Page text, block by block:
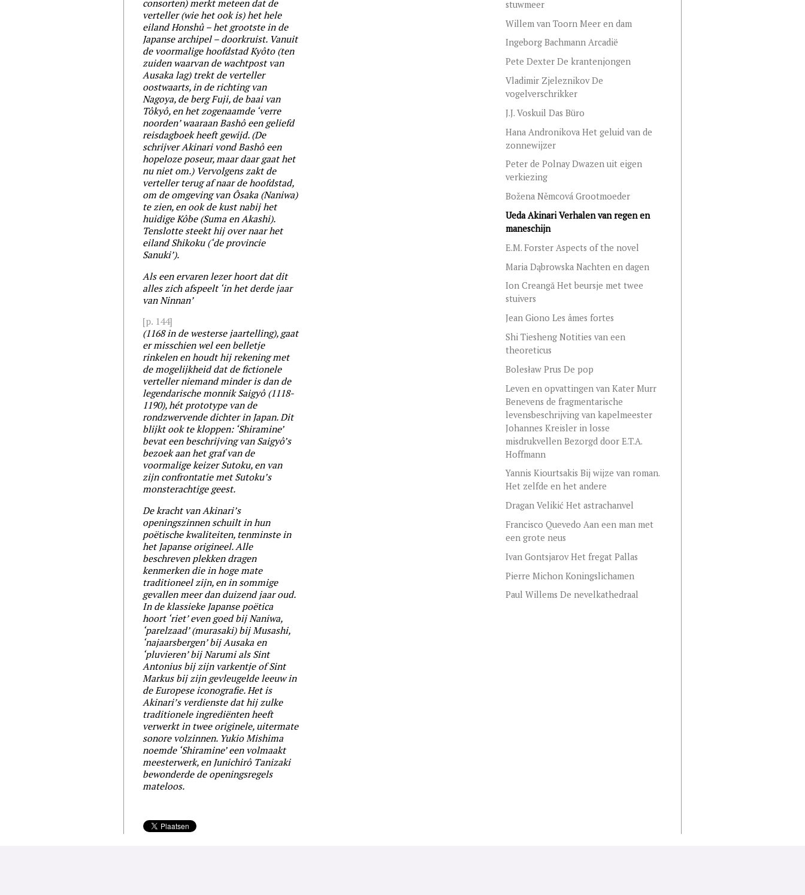
consorten) merkt meteen dat de
verteller (wie het ook is) het hele
eiland Honshû – het grootste in de
Japanse archipel – doorkruist. Vanuit
de voormalige hoofdstad Kyôto (ten
zuiden waarvan de wachtpost van
Ausaka lag) trekt de verteller
oostwaarts, in de richting van
Nagoya, de berg Fuji, de baai van
Tôkyô, en het zogenaamde ‘verre
noorden’ waaraan Bashô een geliefd
reisdagboek heeft gewijd. (De
schrijver Akinari vond Bashô een
hopeloze poseur, maar daar gaat het
nu niet om.) Vervolgens zakt de
verteller terug af naar de hoofdstad,
om de omgeving van Ôsaka (Naniwa)
te zien, en ook de kust nabij het
huidige Kôbe (Suma en Akashi).
Tenslotte steekt hij over naar het
eiland Shikoku (‘de provincie
Sanuki’).
Als een ervaren lezer hoort dat dit
alles zich afspeelt ‘in het derde jaar
van Ninnan’
[p. 144]
(1168 in de westerse jaartelling), gaat
er misschien wel een belletje
rinkelen en houdt hij rekening met
de mogelijkheid dat de fictionele
verteller niemand minder is dan de
legendarische monnik Saigyô (1118-
1190), hét prototype van de
rondzwervende dichter in Japan. Dit
blijkt ook te kloppen: ‘Shiramine’
bevat een beschrijving van Saigyô’s
bezoek aan het graf van de
voormalige keizer Sutoku, en van
zijn confrontatie met Sutoku’s
monsterachtige geest.
De kracht van Akinari’s
openingszinnen schuilt in hun
poëtische kwaliteiten, tenminste in
het Japanse origineel. Alle
beschreven plekken dragen
kenmerken die in hoge mate
traditioneel zijn, en in sommige
gevallen meer dan duizend jaar oud.
In de klassieke Japanse poëtica
hoort ‘riet’ even goed bij Naniwa,
‘parelzaad’ (murasaki) bij Musashi,
‘najaarsbergen’ bij Ausaka en
‘pluvieren’ bij Narumi als Sint
Antonius bij zijn varkentje of Sint
Markus bij zijn gevleugelde leeuw in
de Europese iconografie. Het is
Akinari’s verdienste dat hij zulke
traditionele ingrediënten heeft
verwerkt in twee originele, uitermate
sonore volzinnen. Yukio Mishima
noemde ‘Shiramine’ een volmaakt
meesterwerk, en Junichirô Tanizaki
bewonderde de openingsregels
mateloos.
stuwmeer
Willem van Toorn Meer en dam
Ingeborg Bachmann Arcadië
Pete Dexter De krantenjongen
Vladimir Zjeleznikov De
vogelverschrikker
J.J. Voskuil Das Büro
Hana Andronikova Het geluid van de
zonnewijzer
Peter de Polnay Dwazen uit eigen
verkiezing
Božena Němcová Grootmoeder
Ueda Akinari Verhalen van regen en
maneschijn
E.M. Forster Aspects of the novel
Maria Dąbrowska Nachten en dagen
Ion Creangă Het beursje met twee
stuivers
Jean Giono Les âmes fortes
Shi Tiesheng Notities van een
theoreticus
Bolesław Prus De pop
Leven en opvattingen van Kater Murr
Benevens de fragmentarische
levensbeschrijving van kapelmeester
Johannes Kreisler in losse
misdrukvellen Bezorgd door E.T.A.
Hoffmann
Yannis Kiourtsakis Bij wijze van roman.
Het zelfde en het andere
Dragan Velikić Het astrachanvel
Francisco Quevedo Aan een man met
een grote neus
Ivan Gontsjarov Het fregat Pallas
Pierre Michon Koningslichamen
Paul Willems De nevelkathedraal